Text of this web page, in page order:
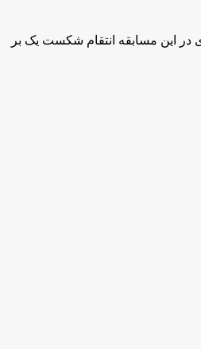
تهرانی با برتری در این مسابقه انتقام شکست یک بر